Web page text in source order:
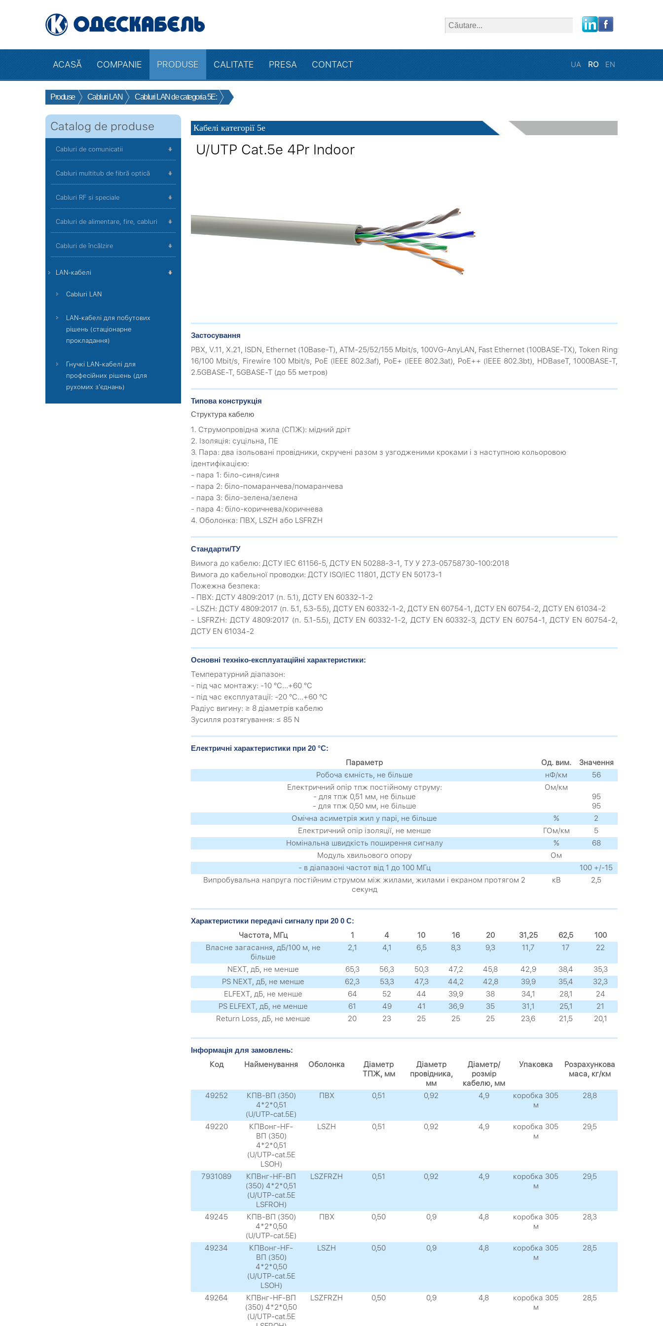
ACASĂ COMPANIE PRODUSE CALITATE PRESA CONTACT UA RO EN
Produse Cabluri LAN Cabluri LAN de categoria 5E:
Catalog de produse
Cabluri de comunicatii
Cabluri multitub de fibră optică
Cabluri RF si speciale
Cabluri de alimentare, fire, cabluri
Cabluri de încălzire
LAN-кабелі
Cabluri LAN
LAN-кабелі для побутових
рішень (стаціонарне
прокладання)
Гнучкі LAN-кабелі для
професійних рішень (для
рухомих з'єднань)
Кабелі категорії 5е
U/UTP Cat.5e 4Pr Indoor
Застосування
PBX, V.11, X.21, ISDN, Ethernet (10Base-T), ATM-25/52/155 Mbit/s, 100VG-AnyLAN, Fast Ethernet (100BASE-TX), Token Ring
16/100 Mbit/s, Firewire 100 Mbit/s, PoE (IEEE 802.3af), PoE+ (IEEE 802.3at), PoE++ (IEEE 802.3bt), HDBaseT, 1000BASE-T,
2.5GBASE-T, 5GBASE-T (до 55 метров)
Типова конструкція
Структура кабелю
1. Струмопровідна жила (CПЖ): мідний дріт
2. Ізоляція: суцільна, ПЕ
3. Пара: два ізольовані провідники, скручені разом з узгодженими кроками і з наступною кольоровою
ідентифікацією:
- пара 1: біло-синя/синя
- пара 2: біло-помаранчева/помаранчева
- пара 3: біло-зелена/зелена
- пара 4: біло-коричнева/коричнева
4. Оболонка: ПВХ, LSZH або LSFRZH
Стандарти/ТУ
Вимога до кабелю: ДСТУ IEC 61156-5, ДСТУ EN 50288-3-1, ТУ У 27.3-05758730-100:2018
Вимога до кабельної проводки: ДСТУ ISO/IEC 11801, ДСТУ EN 50173-1
Пожежна безпека:
- ПВХ: ДСТУ 4809:2017 (п. 5.1), ДСТУ EN 60332-1-2
- LSZH: ДСТУ 4809:2017 (п. 5.1, 5.3-5.5), ДСТУ EN 60332-1-2, ДСТУ EN 60754-1, ДСТУ EN 60754-2, ДСТУ EN 61034-2
- LSFRZH: ДСТУ 4809:2017 (п. 5.1-5.5), ДСТУ EN 60332-1-2, ДСТУ EN 60332-3, ДСТУ EN 60754-1, ДСТУ EN 60754-2,
ДСТУ EN 61034-2
Основні техніко-експлуатаційні характеристики:
Температурний діапазон:
- під час монтажу: -10 °C...+60 °C
- під час експлуатації: -20 °C...+60 °C
Радіус вигину: ≥ 8 діаметрів кабелю
Зусилля розтягування: ≤ 85 N
Електричні характеристики при 20 °C:
Параметр Од. вим.
Значення
Робоча ємність, не більше
нФ/км
56
Електричний опір тпж постійному струму:
- для тпж 0,51 мм, не більше
- для тпж 0,50 мм, не більше
Ом/км
95
95
Омічна асиметрія жил у парі, не більше
%
2
Електричний опір ізоляції, не менше
ГОм/км
5
Номінальна швидкість поширення сигналу
%
68
Модуль хвильового опору
Ом
- в діапазоні частот від 1 до 100 МГц
100 +/-15
Випробувальна напруга постійним струмом між жилами, жилами і екраном протягом 2
секунд
кВ 2,5
Характеристики передачі сигналу при 20 0 C:
Частота, МГц 1 4 10 16 20 31,25 62,5
100
Власне загасання, дБ/100 м, не
більше
2,1 4,1 6,5 8,3 9,3 11,7 17 22
NEXТ, дБ, не менше 65,3 56,3 50,3 47,2 45,8 42,9 38,4
35,3
PS NEXТ, дБ, не менше
62,3 53,3 47,3 44,2 42,8 39,9 35,4
32,3
ELFEXТ, дБ, не менше
64 52 44 39,9 38 34,1 28,1
24
PS ELFEXТ, дБ, не менше
61 49 41 36,9 35 31,1 25,1
21
Return Loss, дБ, не менше
20 23 25 25 25 23,6 21,5 20,1
Інформація для замовлень:
Код Найменування Оболонка
Діаметр
ТПЖ, мм
Діаметр
провідника,
мм
Діаметр/
розмір
кабелю, мм
Упаковка
Розрахункова
маса, кг/км
49252
КПВ-ВП (350)
4*2*0,51
(U/UTP-cat.5E)
ПВХ 0,51 0,92 4,9
коробка 305
м
28,8
49220
КПВонг-HF-
ВП (350)
4*2*0,51
(U/UTP-cat.5E
LSOH)
LSZH 0,51 0,92 4,9
коробка 305
м
29,5
7931089
КПВнг-HF-ВП
(350) 4*2*0,51
(U/UTP-cat.5E
LSFROH)
LSZFRZH 0,51 0,92 4,9
коробка 305
м
29,5
49245
КПВ-ВП (350)
4*2*0,50
(U/UTP-cat.5Е)
ПВХ 0,50 0,9 4,8
коробка 305
м
28,3
49234
КПВонг-HF-
ВП (350)
4*2*0,50
(U/UTP-cat.5E
LSOH)
LSZH 0,50 0,9 4,8
коробка 305
м
28,5
49264
КПВнг-HF-ВП
(350) 4*2*0,50
(U/UTP-cat.5E
LSZFRZH 0,50 0,9 4,8
коробка 305
м
28,5
close